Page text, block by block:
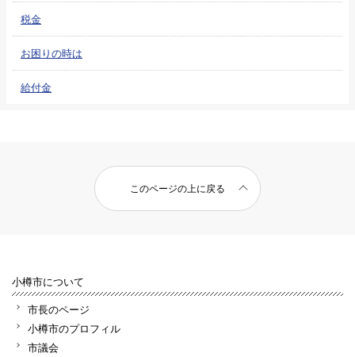
税金
お困りの時は
給付金
このページの上に戻る
小樽市について
市長のページ
小樽市のプロフィル
市議会